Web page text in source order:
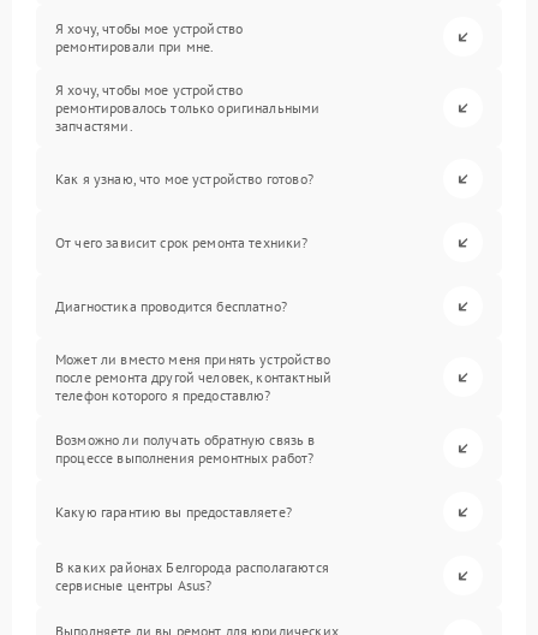
Я хочу, чтобы мое устройство
ремонтировали при мне.
Я хочу, чтобы мое устройство
ремонтировалось только оригинальными
запчастями.
Как я узнаю, что мое устройство готово?
От чего зависит срок ремонта техники?
Диагностика проводится бесплатно?
Может ли вместо меня принять устройство
после ремонта другой человек, контактный
телефон которого я предоставлю?
Возможно ли получать обратную связь в
процессе выполнения ремонтных работ?
Какую гарантию вы предоставляете?
В каких районах Белгорода располагаются
сервисные центры Asus?
Выполняете ли вы ремонт для юридических